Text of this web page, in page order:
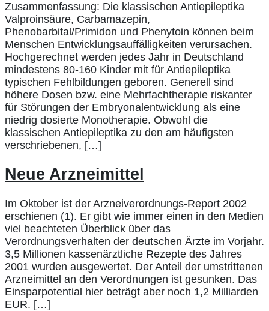
Zusammenfassung: Die klassischen Antiepileptika
Valproinsäure, Carbamazepin,
Phenobarbital/Primidon und Phenytoin können beim
Menschen Entwicklungsauffälligkeiten verursachen.
Hochgerechnet werden jedes Jahr in Deutschland
mindestens 80-160 Kinder mit für Antiepileptika
typischen Fehlbildungen geboren. Generell sind
höhere Dosen bzw. eine Mehrfachtherapie riskanter
für Störungen der Embryonalentwicklung als eine
niedrig dosierte Monotherapie. Obwohl die
klassischen Antiepileptika zu den am häufigsten
verschriebenen, […]
Neue Arzneimittel
Im Oktober ist der Arzneiverordnungs-Report 2002
erschienen (1). Er gibt wie immer einen in den Medien
viel beachteten Überblick über das
Verordnungsverhalten der deutschen Ärzte im Vorjahr.
3,5 Millionen kassenärztliche Rezepte des Jahres
2001 wurden ausgewertet. Der Anteil der umstrittenen
Arzneimittel an den Verordnungen ist gesunken. Das
Einsparpotential hier beträgt aber noch 1,2 Milliarden
EUR. […]